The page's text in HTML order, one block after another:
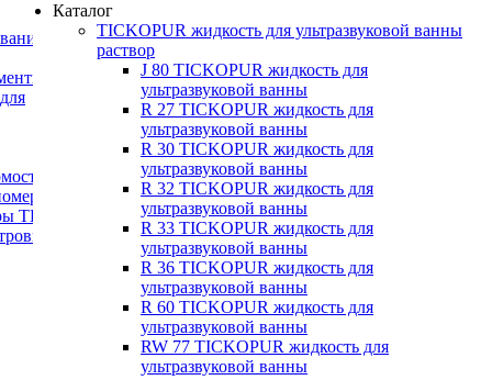
TDS
Каталог
TICKOPUR жидкость для ультразвуковой ванны
раствор
J 80 TICKOPUR жидкость для
ультразвуковой ванны
R 27 TICKOPUR жидкость для
ультразвуковой ванны
R 30 TICKOPUR жидкость для
ультразвуковой ванны
R 32 TICKOPUR жидкость для
ультразвуковой ванны
R 33 TICKOPUR жидкость для
ультразвуковой ванны
R 36 TICKOPUR жидкость для
ультразвуковой ванны
R 60 TICKOPUR жидкость для
ультразвуковой ванны
RW 77 TICKOPUR жидкость для
ультразвуковой ванны